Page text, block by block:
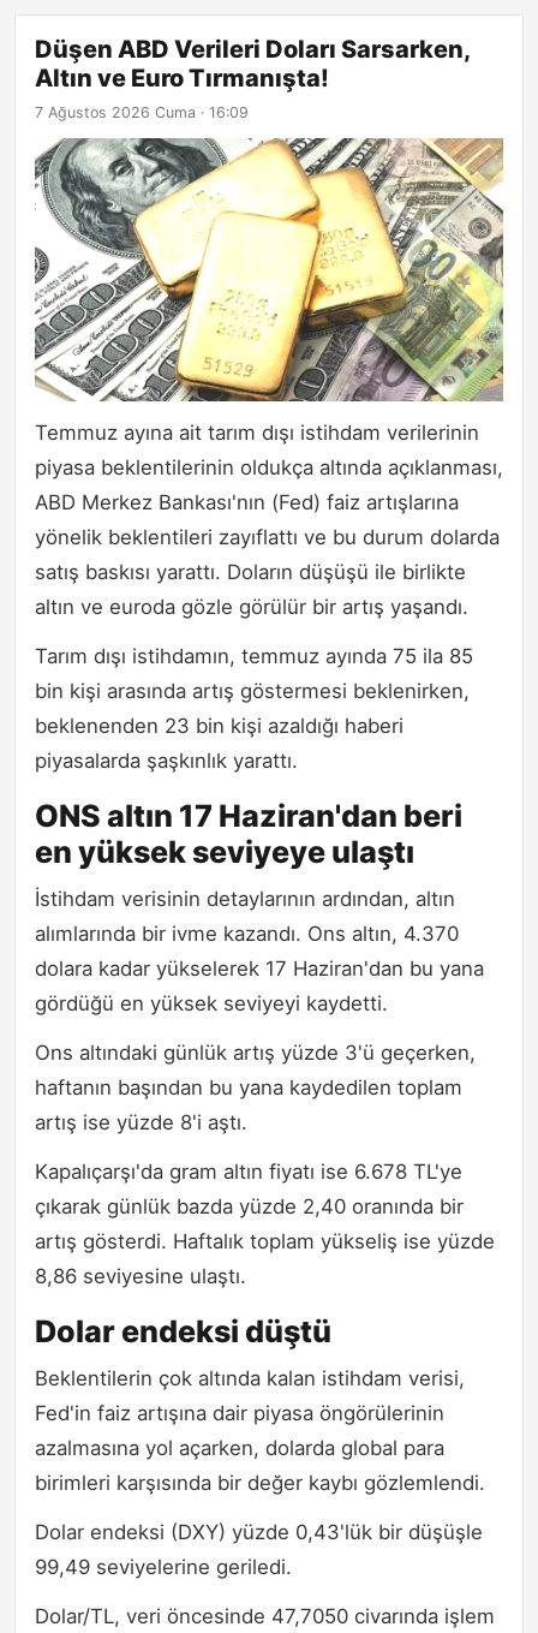
Düşen ABD Verileri Doları Sarsarken,
Altın ve Euro Tırmanışta!
7 Ağustos 2026 Cuma · 16:09
Temmuz ayına ait tarım dışı istihdam verilerinin
piyasa beklentilerinin oldukça altında açıklanması,
ABD Merkez Bankası'nın (Fed) faiz artışlarına
yönelik beklentileri zayıflattı ve bu durum dolarda
satış baskısı yarattı. Doların düşüşü ile birlikte
altın ve euroda gözle görülür bir artış yaşandı.
Tarım dışı istihdamın, temmuz ayında 75 ila 85
bin kişi arasında artış göstermesi beklenirken,
beklenenden 23 bin kişi azaldığı haberi
piyasalarda şaşkınlık yarattı.
ONS altın 17 Haziran'dan beri
en yüksek seviyeye ulaştı
İstihdam verisinin detaylarının ardından, altın
alımlarında bir ivme kazandı. Ons altın, 4.370
dolara kadar yükselerek 17 Haziran'dan bu yana
gördüğü en yüksek seviyeyi kaydetti.
Ons altındaki günlük artış yüzde 3'ü geçerken,
haftanın başından bu yana kaydedilen toplam
artış ise yüzde 8'i aştı.
Kapalıçarşı'da gram altın fiyatı ise 6.678 TL'ye
çıkarak günlük bazda yüzde 2,40 oranında bir
artış gösterdi. Haftalık toplam yükseliş ise yüzde
8,86 seviyesine ulaştı.
Dolar endeksi düştü
Beklentilerin çok altında kalan istihdam verisi,
Fed'in faiz artışına dair piyasa öngörülerinin
azalmasına yol açarken, dolarda global para
birimleri karşısında bir değer kaybı gözlemlendi.
Dolar endeksi (DXY) yüzde 0,43'lük bir düşüşle
99,49 seviyelerine geriledi.
Dolar/TL, veri öncesinde 47,7050 civarında işlem